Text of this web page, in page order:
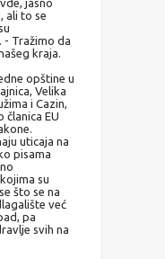
jasno
ali to se
- Tražimo da
kraja.
opštine u
Velika
i Cazin,
članica EU
uticaja na
pisama
su
što se na
već
pa
svih na